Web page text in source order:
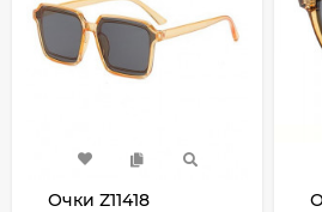
Очки Z11418